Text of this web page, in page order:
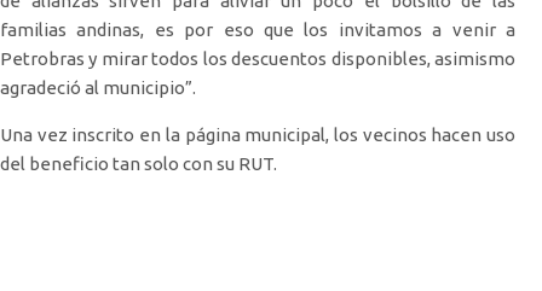
familias andinas, es por eso que los invitamos a venir a
Petrobras y mirar todos los descuentos disponibles, asimismo
agradeció al municipio”.
Una vez inscrito en la página municipal, los vecinos hacen uso
del beneficio tan solo con su RUT.